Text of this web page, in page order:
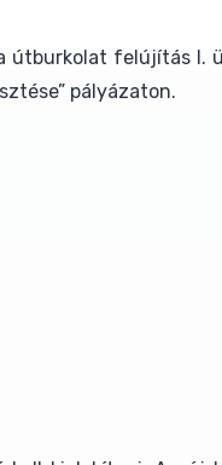
felújítás I.
pályázaton.